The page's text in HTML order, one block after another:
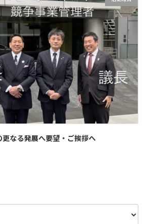
なる発展へ要望・ご挨拶へ